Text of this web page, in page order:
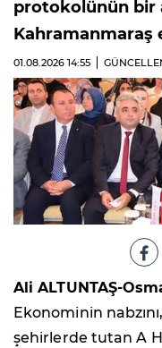
protokolünün bir
Kahramanmaraş
01.08.2026 14:55
Ali ALTUNTAŞ-
Ekonominin
şehirlerde tutan A